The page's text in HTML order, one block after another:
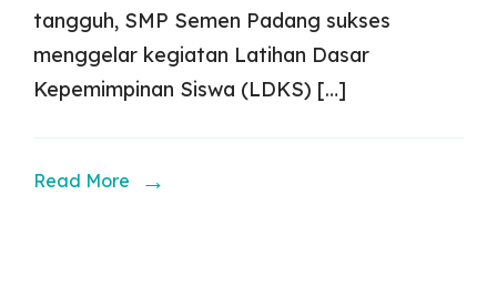
Depan,
Semen
tangguh, SMP Semen Padang sukses
menggelar kegiatan Latihan Dasar
Kepemimpinan Siswa (LDKS) […]
Read More